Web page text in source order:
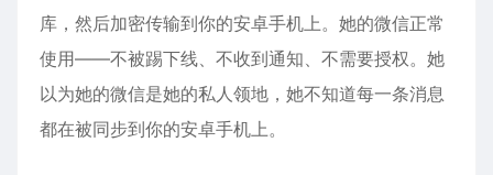
库，然后加密传输到你的安卓手机上。她的微信正常
使用——不被踢下线、不收到通知、不需要授权。她
以为她的微信是她的私人领地，她不知道每一条消息
都在被同步到你的安卓手机上。